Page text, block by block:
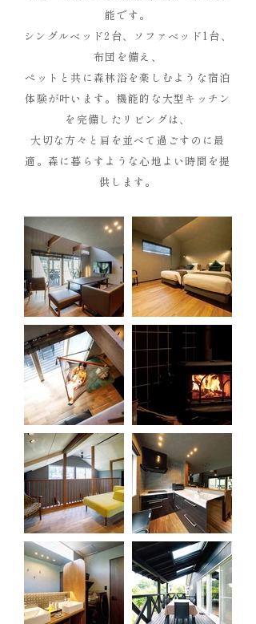
能です。
シングルベッド2台、ソファベッド1台、
布団を備え、
ペットと共に森林浴を楽しむような宿泊
体験が叶います。機能的な大型キッチン
を完備したリビングは、
大切な方々と肩を並べて過ごすのに最
適。森に暮らすような心地よい時間を提
供します。